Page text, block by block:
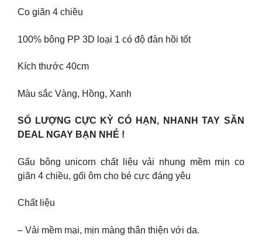
Co giãn 4 chiều
100% bông PP 3D loại 1 có độ đàn hồi tốt
Kích thước 40cm
Màu sắc Vàng, Hồng, Xanh
SỐ LƯỢNG CỰC KỲ CÓ HẠN, NHANH TAY SĂN
DEAL NGAY BẠN NHÉ !
Gấu bông unicorn chất liệu vải nhung mềm mịn co
giãn 4 chiều, gối ôm cho bé cực đáng yêu
Chất liệu
– Vải mềm mại, mịn màng thân thiện với da.